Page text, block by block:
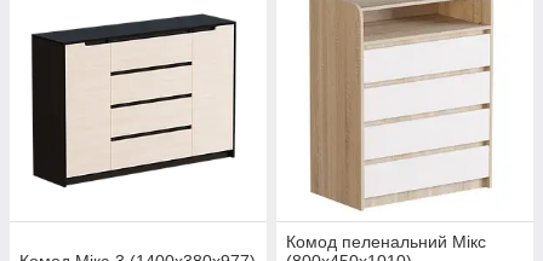
Комод пеленальний Мікс